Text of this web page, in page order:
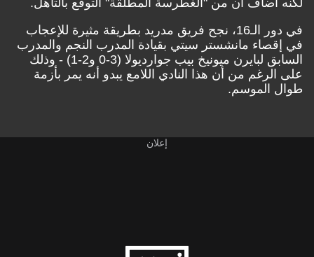
في دور الـ16، نجح فريق مدريد بطريقة مثيرة للإعجاب
في إقصاء مانشستر سيتي بقيادة المدرب النجم والمدرب
السابق لبايرن ميونيخ بيب جوارديولا (3-0 و2-1) - وذلك
على الرغم من أن هذا النادي اللامع يبدو أنه يمر بأزمة
طوال الموسم.
إعلان